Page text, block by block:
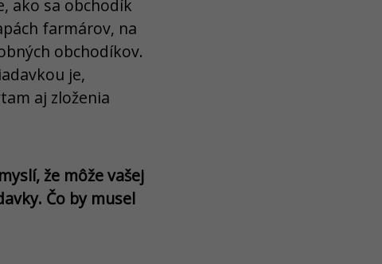
ako sa obchodík
farmárov, na
obchodíkov.
je,
aj zloženia
že môže vašej
Čo by musel